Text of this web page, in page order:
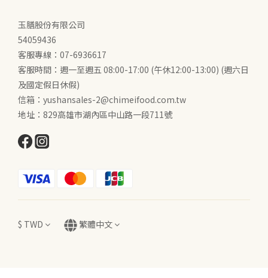
玉膳股份有限公司
54059436
客服專線：07-6936617
客服時間：週一至週五 08:00-17:00 (午休12:00-13:00) (週六日
及國定假日休假)
信箱：yushansales-2@chimeifood.com.tw
地址：829高雄市湖內區中山路一段711號
$ TWD 繁體中文